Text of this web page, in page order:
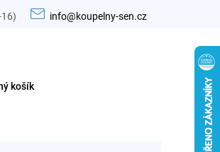
info@koupelny-sen.cz
košík